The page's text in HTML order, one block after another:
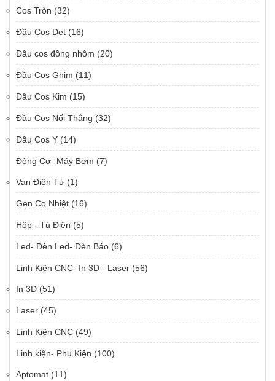
Cos Tròn (32)
Đầu Cos Dẹt (16)
Đầu cos đồng nhôm (20)
Đầu Cos Ghim (11)
Đầu Cos Kim (15)
Đầu Cos Nối Thẳng (32)
Đầu Cos Y (14)
Động Cơ- Máy Bơm (7)
Van Điện Từ (1)
Gen Co Nhiệt (16)
Hộp - Tủ Điện (5)
Led- Đèn Led- Đèn Báo (6)
Linh Kiện CNC- In 3D - Laser (56)
In 3D (51)
Laser (45)
Linh Kiện CNC (49)
Linh kiện- Phụ Kiện (100)
Aptomat (11)